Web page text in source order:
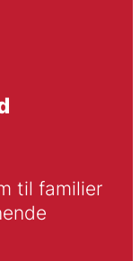
til familier